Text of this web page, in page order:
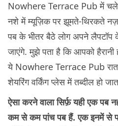
Nowhere Terrace Pub में चले
नशे में म्यूज़िक पर झूमते-थिरकते
पब के भीतर बैठे लोग अपने
जाएंगे. मुझे पता है कि आपको हैरानी
ये Nowhere Terrace Pub रात
शेयरिंग वर्किंग प्लेस में तब्दील हो
ऐसा करने वाला सिर्फ़ यही एक पब
कम से कम पांच पब हैं. एक इनमें से